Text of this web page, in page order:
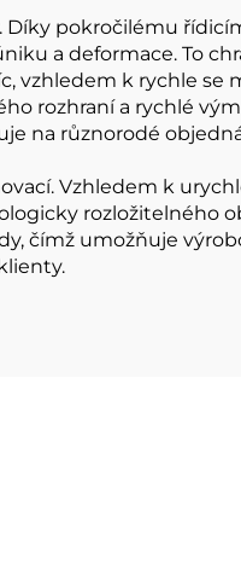
pokročilému
a deformace. To
vzhledem k rychle se
rozhraní a rychlé
na různorodé
Vzhledem k
rozložitelného
čímž umožňuje